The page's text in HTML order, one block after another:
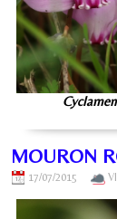
MOURON
17/07/2015